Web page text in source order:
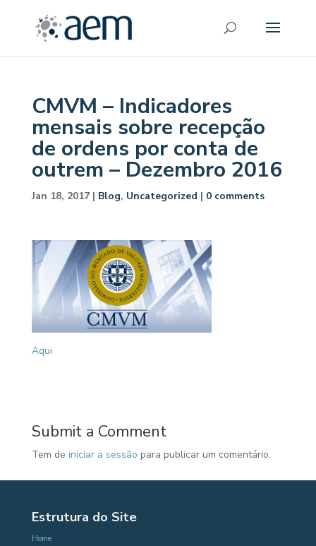
CMVM – Indicadores
mensais sobre recepção
de ordens por conta de
outrem – Dezembro 2016
Jan 18, 2017| Blog, Uncategorized | 0 comments
Aqui
Submit a Comment
Tem de iniciar a sessão para publicar um comentário.
Estrutura do Site
Home